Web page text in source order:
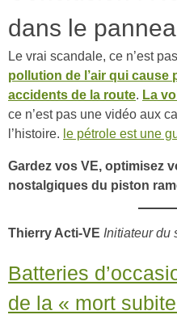
dans le
Le vrai scandale, ce n’est
pollution de l’air qui cause
accidents de la route. La
ce n’est pas une vidéo aux
l’histoire. le pétrole est une
Gardez vos VE, optimisez
nostalgiques du piston
Thierry Acti-VE Initiateur du
Batteries
de la « mort